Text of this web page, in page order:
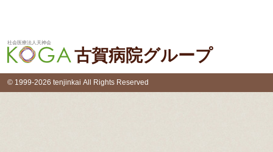
社会医療法人天神会
古賀病院グループ
© 1999-2026 tenjinkai All Rights Reserved